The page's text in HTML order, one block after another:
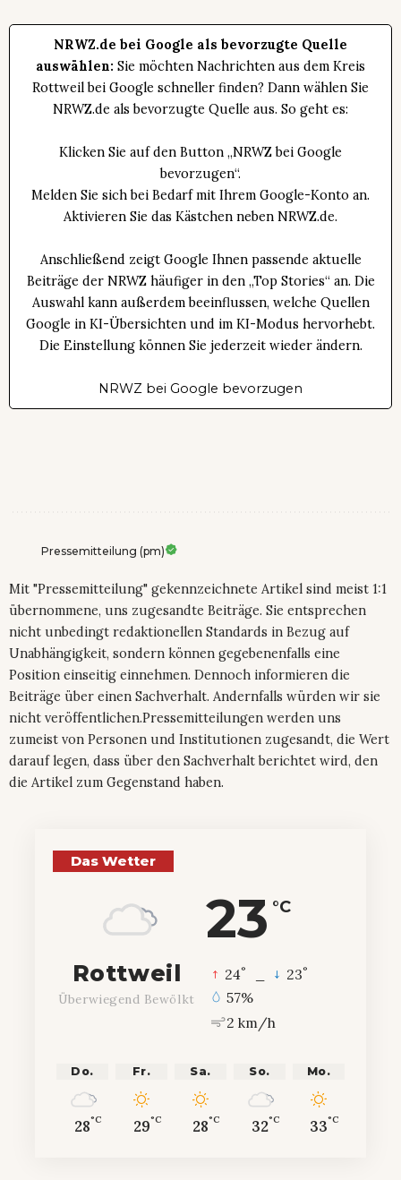
NRWZ.de bei Google als bevorzugte Quelle
auswählen: Sie möchten Nachrichten aus dem Kreis
Rottweil bei Google schneller finden? Dann wählen Sie
NRWZ.de als bevorzugte Quelle aus. So geht es:
Klicken Sie auf den Button „NRWZ bei Google
bevorzugen“.
Melden Sie sich bei Bedarf mit Ihrem Google-Konto an.
Aktivieren Sie das Kästchen neben NRWZ.de.
Anschließend zeigt Google Ihnen passende aktuelle
Beiträge der NRWZ häufiger in den „Top Stories“ an. Die
Auswahl kann außerdem beeinflussen, welche Quellen
Google in KI-Übersichten und im KI-Modus hervorhebt.
Die Einstellung können Sie jederzeit wieder ändern.
NRWZ bei Google bevorzugen
Pressemitteilung (pm)
Mit "Pressemitteilung" gekennzeichnete Artikel sind meist 1:1
übernommene, uns zugesandte Beiträge. Sie entsprechen
nicht unbedingt redaktionellen Standards in Bezug auf
Unabhängigkeit, sondern können gegebenenfalls eine
Position einseitig einnehmen. Dennoch informieren die
Beiträge über einen Sachverhalt. Andernfalls würden wir sie
nicht veröffentlichen.Pressemitteilungen werden uns
zumeist von Personen und Institutionen zugesandt, die Wert
darauf legen, dass über den Sachverhalt berichtet wird, den
die Artikel zum Gegenstand haben.
Das Wetter
23 °C
Rottweil
Überwiegend Bewölkt
24° 23°
57%
2 km/h
Do.
28°C
Fr.
29°C
Sa.
28°C
So.
32°C
Mo.
33°C